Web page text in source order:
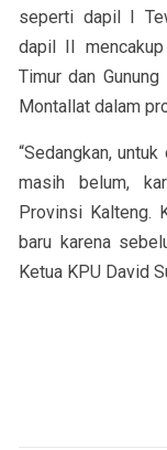
seperti dapil I
dapil II
Timur dan
Montallat dalam
“Sedangkan,
masih belum,
Provinsi Kalteng.
baru karena
Ketua KPU David